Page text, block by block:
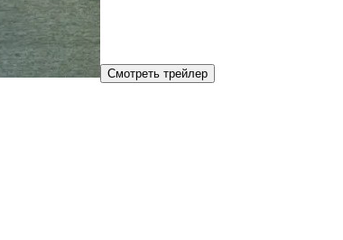
Смотреть трейлер